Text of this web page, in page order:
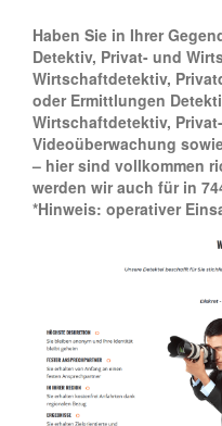
Haben Sie in Ihrer
Detektiv, Privat- und
Wirtschaftdetektiv,
oder Ermittlungen
Wirtschaftdetektiv,
Videoüberwachung
– hier sind vollkommen
werden wir auch für in
*Hinweis: operativer